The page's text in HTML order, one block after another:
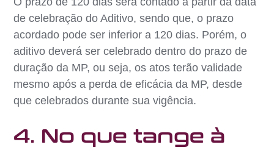
de celebração do Aditivo, sendo que, o prazo
acordado pode ser inferior a 120 dias. Porém, o
aditivo deverá ser celebrado dentro do prazo de
duração da MP, ou seja, os atos terão validade
mesmo após a perda de eficácia da MP, desde
que celebrados durante sua vigência.
4. No que tange à